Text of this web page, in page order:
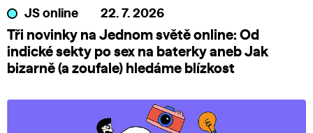
JS online 22. 7. 2026
Tři novinky na Jednom světě online: Od
indické sekty po sex na baterky aneb Jak
bizarně (a zoufale) hledáme blízkost